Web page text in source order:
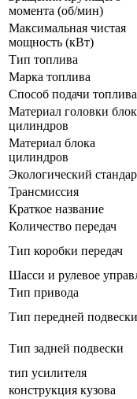
момента (об/мин)
Максимальная чистая
мощность (кВт)
Тип топлива
Марка топлива
Способ подачи топлива
Материал головки
цилиндров
Материал блока
цилиндров
Экологический
Трансмиссия
Краткое название
Количество передач
Тип коробки передач
Шасси и рулевое
Тип привода
Тип передней подвески
Тип задней подвески
тип усилителя
конструкция кузова